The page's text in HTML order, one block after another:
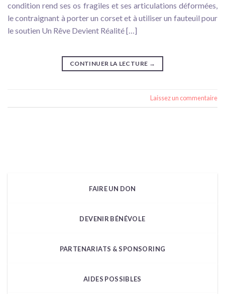
condition rend ses os fragiles et ses articulations déformées,
le contraignant à porter un corset et à utiliser un fauteuil pour
le soutien Un Rêve Devient Réalité […]
CONTINUER LA LECTURE →
Laissez un commentaire
FAIRE UN DON
DEVENIR BÉNÉVOLE
PARTENARIATS & SPONSORING
AIDES POSSIBLES